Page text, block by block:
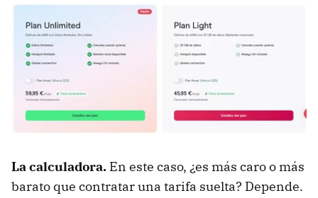
La calculadora. En este caso, ¿es más caro o más
barato que contratar una tarifa suelta? Depende.